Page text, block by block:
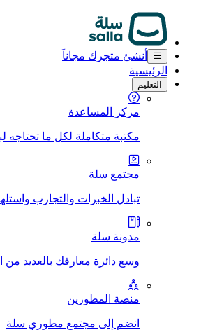
أنشئ متجرك مجاناَ
الرئيسية
التعليم
مركز المساعدة
مكتبة متكاملة لكل ما تحتاجه
مجتمع سلة
تبادل الخبرات والتجارب
مدونة سلة
وسع دائرة معارفك بالعديد من
منصة المطورين
انضم إلى مجتمع مطوري سلة